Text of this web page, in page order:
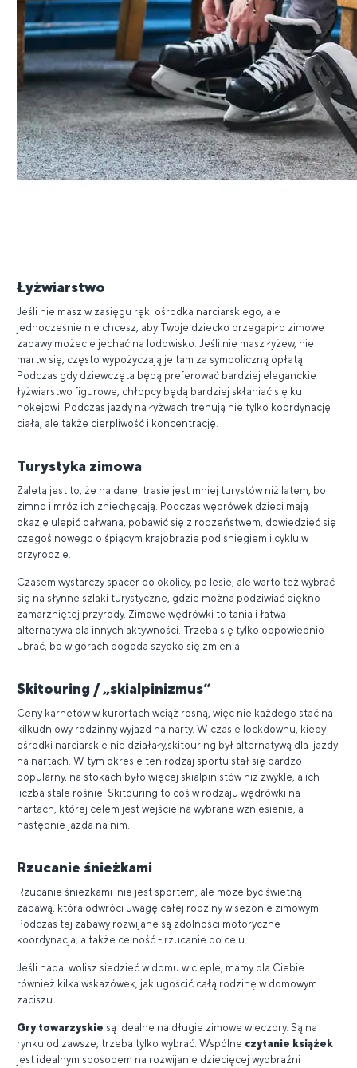
Łyżwiarstwo
Jeśli nie masz w zasięgu ręki ośrodka narciarskiego, ale
jednocześnie nie chcesz, aby Twoje dziecko przegapiło zimowe
zabawy możecie jechać na lodowisko. Jeśli nie masz łyżew, nie
martw się, często wypożyczają je tam za symboliczną opłatą.
Podczas gdy dziewczęta będą preferować bardziej eleganckie
łyżwiarstwo figurowe, chłopcy będą bardziej skłaniać się ku
hokejowi. Podczas jazdy na łyżwach trenują nie tylko koordynację
ciała, ale także cierpliwość i koncentrację.
Turystyka zimowa
Zaletą jest to, że na danej trasie jest mniej turystów niż latem, bo
zimno i mróz ich zniechęcają. Podczas wędrówek dzieci mają
okazję ulepić bałwana, pobawić się z rodzeństwem, dowiedzieć się
czegoś nowego o śpiącym krajobrazie pod śniegiem i cyklu w
przyrodzie.
Czasem wystarczy spacer po okolicy, po lesie, ale warto też wybrać
się na słynne szlaki turystyczne, gdzie można podziwiać piękno
zamarzniętej przyrody. Zimowe wędrówki to tania i łatwa
alternatywa dla innych aktywności. Trzeba się tylko odpowiednio
ubrać, bo w górach pogoda szybko się zmienia.
Skitouring / „skialpinizmus“
Ceny karnetów w kurortach wciąż rosną, więc nie każdego stać na
kilkudniowy rodzinny wyjazd na narty. W czasie lockdownu, kiedy
ośrodki narciarskie nie działały,skitouring był alternatywą dla jazdy
na nartach. W tym okresie ten rodzaj sportu stał się bardzo
popularny, na stokach było więcej skialpinistów niż zwykle, a ich
liczba stale rośnie. Skitouring to coś w rodzaju wędrówki na
nartach, której celem jest wejście na wybrane wzniesienie, a
następnie jazda na nim.
Rzucanie śnieżkami
Rzucanie śnieżkami nie jest sportem, ale może być świetną
zabawą, która odwróci uwagę całej rodziny w sezonie zimowym.
Podczas tej zabawy rozwijane są zdolności motoryczne i
koordynacja, a także celność - rzucanie do celu.
Jeśli nadal wolisz siedzieć w domu w cieple, mamy dla Ciebie
również kilka wskazówek, jak ugościć całą rodzinę w domowym
zaciszu.
Gry towarzyskie są idealne na długie zimowe wieczory. Są na
rynku od zawsze, trzeba tylko wybrać. Wspólne czytanie książek
jest idealnym sposobem na rozwijanie dziecięcej wyobraźni i